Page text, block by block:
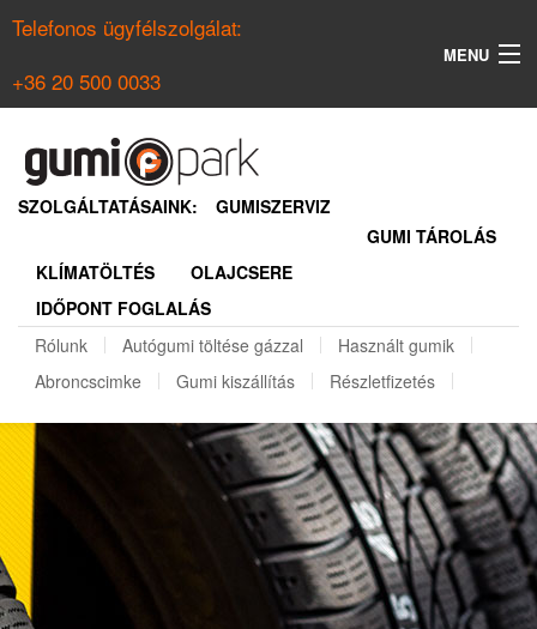
Telefonos ügyfélszolgálat:
+36 20 500 0033
MENU
NYÁRI GUMI KERESŐ
REGISZTRÁCIÓ
SZOLGÁLTATÁSAINK:
GUMISZERVIZ
GUMI TÁROLÁS
KLÍMATÖLTÉS
OLAJCSERE
IDŐPONT FOGLALÁS
Rólunk
Autógumi töltése gázzal
Használt gumik
Abroncscimke
Gumi kiszállítás Részletfizetés